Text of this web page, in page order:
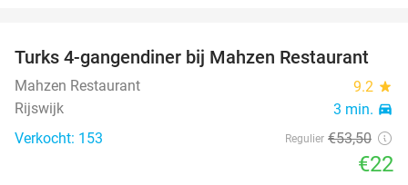
59%
Turks 4-gangendiner bij Mahzen Restaurant
Mahzen Restaurant 9.2 star
Rijswijk 3 min. directions_car
Verkocht: 153 Regulier €53,50
€22